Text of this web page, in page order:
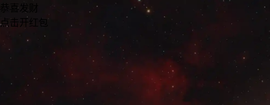
恭喜发财
点击开红包